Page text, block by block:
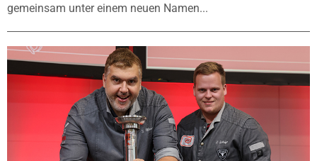
gemeinsam unter einem neuen Namen...